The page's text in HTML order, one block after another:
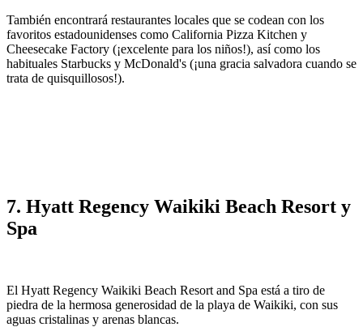
También encontrará restaurantes locales que se codean con los
favoritos estadounidenses como California Pizza Kitchen y
Cheesecake Factory (¡excelente para los niños!), así como los
habituales Starbucks y McDonald's (¡una gracia salvadora cuando se
trata de quisquillosos!).
7. Hyatt Regency Waikiki Beach Resort y
Spa
El Hyatt Regency Waikiki Beach Resort and Spa está a tiro de
piedra de la hermosa generosidad de la playa de Waikiki, con sus
aguas cristalinas y arenas blancas.